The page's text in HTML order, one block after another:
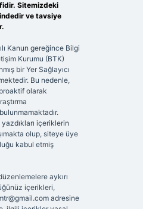
Sitemizdeki
ve tavsiye
Kanun gereğince Bilgi
Kurumu (BTK)
bir Yer Sağlayıcı
Bu nedenle,
olarak
içeriklerin
olup, siteye üye
kabul etmiş
aykırı
içerikleri,
adresine